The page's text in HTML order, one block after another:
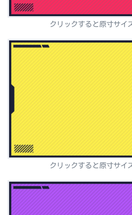
クリックすると原寸サイ
クリックすると原寸サイ